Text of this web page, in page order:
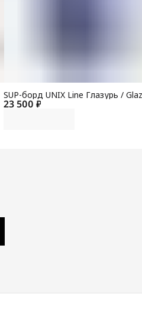
23 500 ₽
SUP-борд UNIX Line Глазурь /